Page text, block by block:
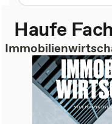
Haufe